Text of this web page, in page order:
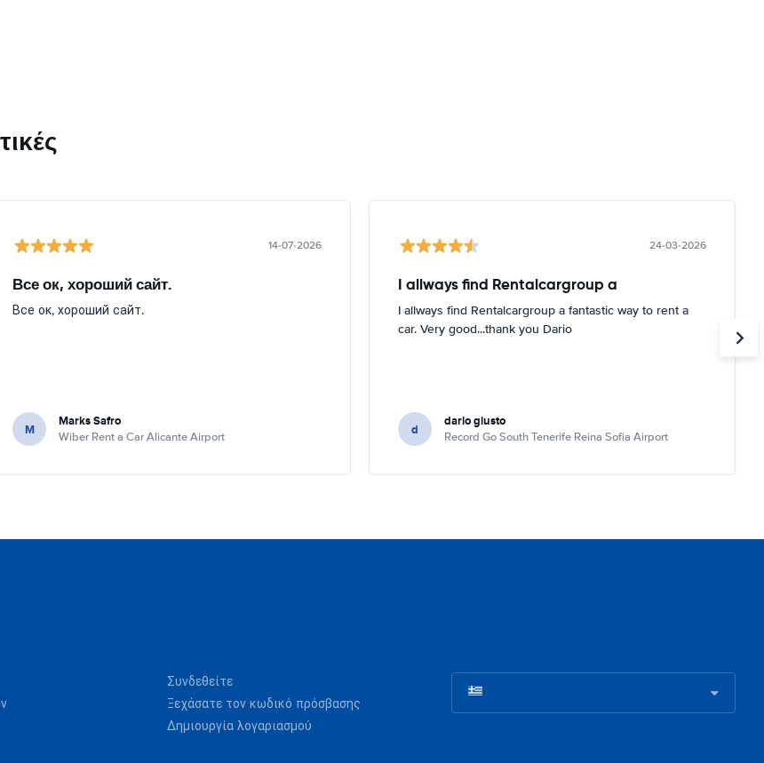
14-07-2026
Все ок, хороший сайт.
Все ок, хороший сайт.
M Marks Safro
Wiber Rent a Car Alicante Airport
24-03-2026
I allways find Rentalcargroup a
I allways find Rentalcargroup a fantastic way to rent a
car. Very good...thank you Dario
d dario giusto
Record Go South Tenerife Reina Sofia Airport
Συνδεθείτε
Ξεχάσατε τον κωδικό πρόσβασης
Δημιουργία λογαριασμού